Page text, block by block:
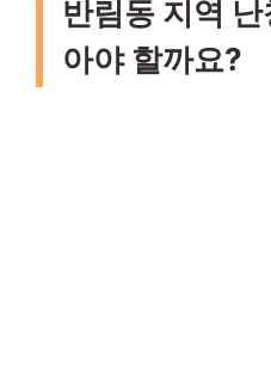
반림동 지역
아야 할까요?